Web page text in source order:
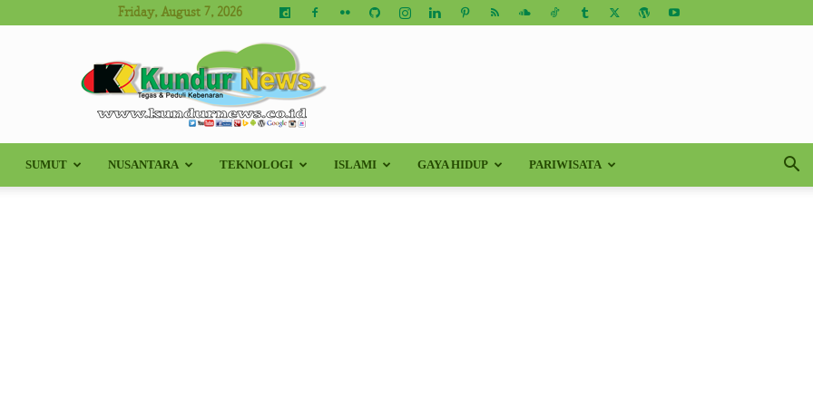
Friday, August 7, 2026
Kundur
SUMUT NUSANTARA TEKNOLOGI ISLAMI GAYA HIDUP PARIWISATA